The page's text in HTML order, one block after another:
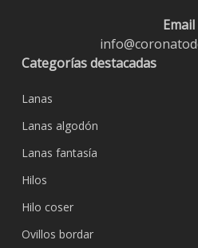
Email
Categorías destacadas
Lanas
Lanas algodón
Lanas fantasía
Hilos
Hilo coser
Ovillos bordar